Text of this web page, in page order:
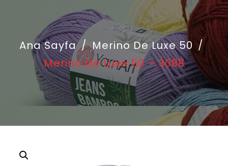
Ana Sayfa / Merino De Luxe 50 /
Merino De Luxe 50 – 3088